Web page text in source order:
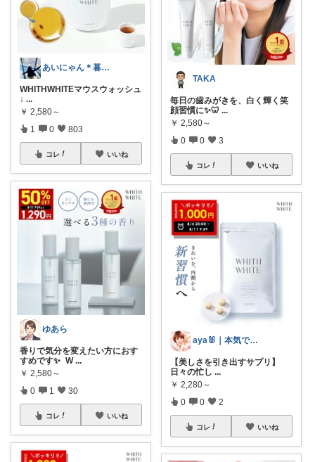
あいにゃん＊暮らしroom
WHITHWHITEマウスウォッシュ
↓ ...
￥ 2,580～
1 0 803
コレ いいね
ゆあら
香りで気分を変えたい方におす
すめです✨ W ...
￥ 2,580～
0 1 30
コレ いいね
TAKA
毎日の歯みがきを、白く輝く笑
顔習慣に✨🦷 ...
￥ 2,580～
0 0 3
コレ いいね
aya🐰｜本気で良かったものだけ
【美しさを引き出すサプリ】
日々の忙し ...
￥ 2,280～
0 0 2
コレ いいね